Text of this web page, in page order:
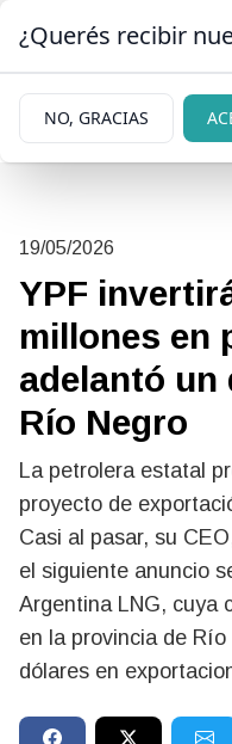
19/05/2026
YPF
millones en
adelantó un
Río Negro
La petrolera estatal
proyecto de
Casi al pasar, su
el siguiente anuncio
Argentina LNG, cuya
en la provincia de
dólares en
¿Querés recibir
NO, GRACIAS